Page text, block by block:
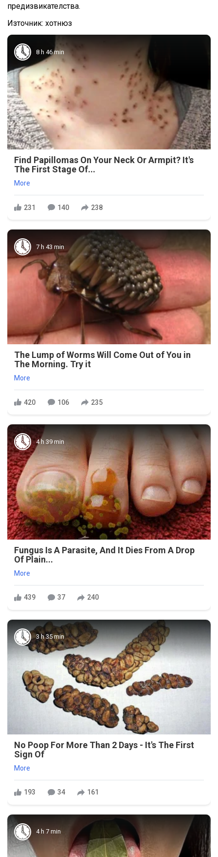
предизвикателства.
Източник: хотнюз
8 h 46 min
Find Papillomas On Your Neck Or Armpit? It's
The First Stage Of...
More
231 140 238
7 h 43 min
The Lump of Worms Will Come Out of You in
The Morning. Try it
More
420 106 235
4 h 39 min
Fungus Is A Parasite, And It Dies From A Drop
Of Plain...
More
439 37 240
3 h 35 min
No Poop For More Than 2 Days - It's The First
Sign Of
More
193 34 161
4 h 7 min